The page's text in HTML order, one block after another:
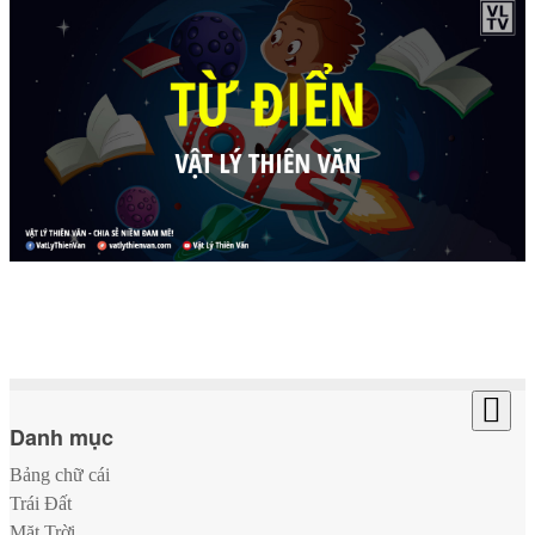
Danh mục
Bảng chữ cái
Trái Đất